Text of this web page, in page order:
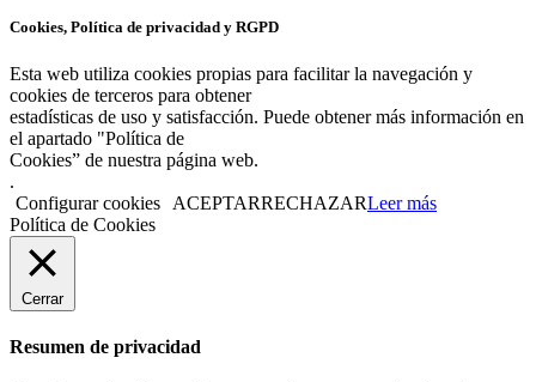
Cookies, Política de privacidad y RGPD
Esta web utiliza cookies propias para facilitar la navegación y
cookies de terceros para obtener
estadísticas de uso y satisfacción. Puede obtener más información en
el apartado "Política de
Cookies” de nuestra página web.
.
Configurar cookies
ACEPTARRECHAZARLeer más
Política de Cookies
Cerrar
Resumen de privacidad